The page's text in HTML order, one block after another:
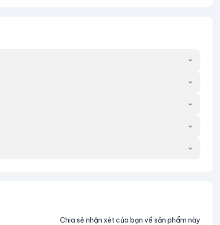
và thúc đẩy cuộc sống lành mạnh hơn.
tác hay tình trạng sức khỏe.
Chia sẻ nhận xét của bạn về sản phẩm này